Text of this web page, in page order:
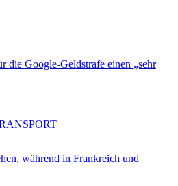
die Google-Geldstrafe einen „sehr
während in Frankreich und